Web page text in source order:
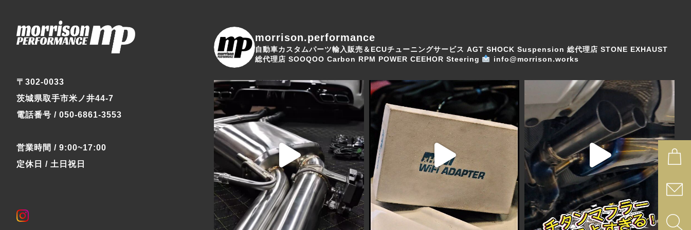
〒302-0033
茨城県取手市米ノ井44-7
電話番号 / 050-6861-3553
営業時間 / 9:00~17:00
定休日 / 土日祝日
morrison.performance
自動車カスタムパーツ輸入販売＆ECUチューニングサービス AGT SHOCK Suspension 総代理店 STONE EXHAUST
総代理店 SOOQOO Carbon RPM POWER CEEHOR Steering info@morrison.works